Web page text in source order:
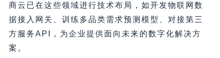
商云已在这些领域进行技术布局，如开发物联网数
据接入网关、训练多品类需求预测模型、对接第三
方服务API，为企业提供面向未来的数字化解决方
案。